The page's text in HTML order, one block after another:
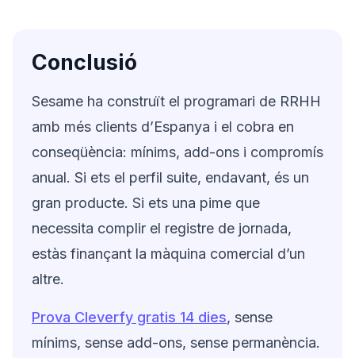
Conclusió
Sesame ha construït el programari de RRHH
amb més clients d’Espanya i el cobra en
conseqüència: mínims, add-ons i compromís
anual. Si ets el perfil suite, endavant, és un
gran producte. Si ets una pime que
necessita complir el registre de jornada,
estàs finançant la màquina comercial d’un
altre.
Prova Cleverfy gratis 14 dies, sense
mínims, sense add-ons, sense permanència.